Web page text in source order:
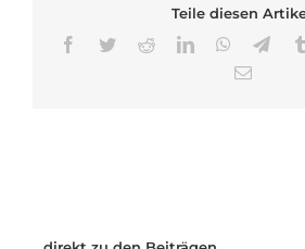
Teile diesen
Facebook
TwitterRedditLinkedInWhatsApp
Email